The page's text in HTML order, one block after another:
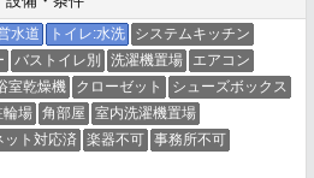
水道 トイレ:水洗
システムキッチン
バストイレ別 洗濯機置場
エアコン
室乾燥機 クローゼット
シューズボックス
輪場 角部屋
室内洗濯機置場
ット対応済 楽器不可 事務所不可